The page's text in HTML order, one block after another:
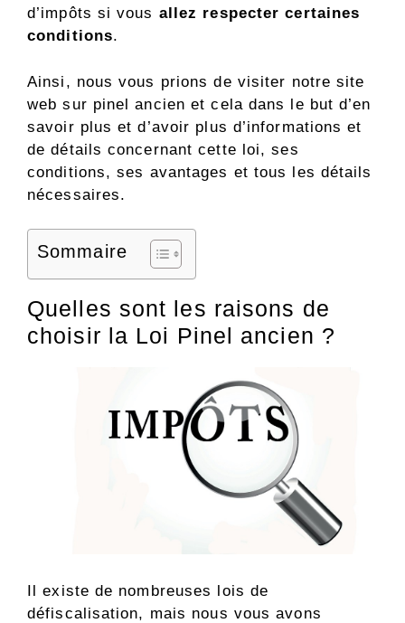
d’impôts si vous allez respecter certaines
conditions.
Ainsi, nous vous prions de visiter notre site
web sur pinel ancien et cela dans le but d’en
savoir plus et d’avoir plus d’informations et
de détails concernant cette loi, ses
conditions, ses avantages et tous les détails
nécessaires.
Sommaire
Quelles sont les raisons de
choisir la Loi Pinel ancien ?
Il existe de nombreuses lois de
défiscalisation, mais nous vous avons